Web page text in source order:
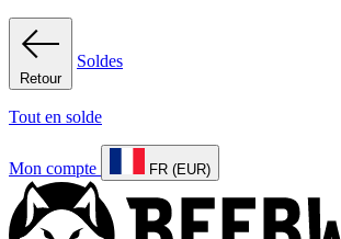
Retour
Soldes
Tout en solde
Mon compte FR (EUR)